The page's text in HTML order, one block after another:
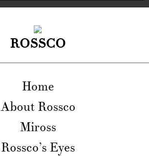
ROSSCO
Home
About Rossco
Miross
Rossco’s Eyes